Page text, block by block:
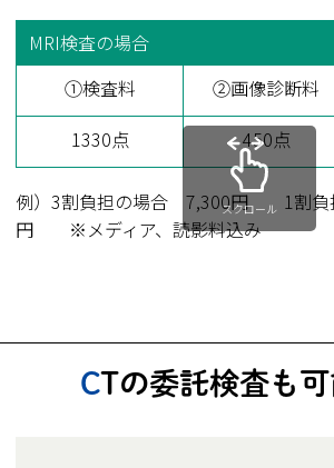
MRI検査の場合
①検査料
②画像診断料
1330点
450点
例）3割負担の場合 7,300円 1割負
円 ※メディア、読影料込み
スクロール
CTの委託検査も